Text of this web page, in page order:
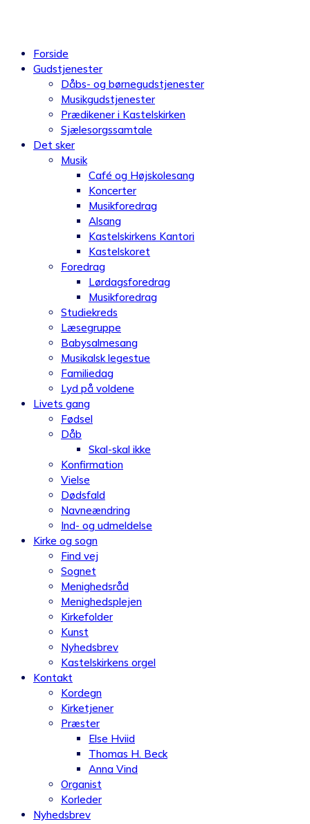
Forside
Gudstjenester
Dåbs- og børnegudstjenester
Musikgudstjenester
Prædikener i Kastelskirken
Sjælesorgssamtale
Det sker
Musik
Café og Højskolesang
Koncerter
Musikforedrag
Alsang
Kastelskirkens Kantori
Kastelskoret
Foredrag
Lørdagsforedrag
Musikforedrag
Studiekreds
Læsegruppe
Babysalmesang
Musikalsk legestue
Familiedag
Lyd på voldene
Livets gang
Fødsel
Dåb
Skal-skal ikke
Konfirmation
Vielse
Dødsfald
Navneændring
Ind- og udmeldelse
Kirke og sogn
Find vej
Sognet
Menighedsråd
Menighedsplejen
Kirkefolder
Kunst
Nyhedsbrev
Kastelskirkens orgel
Kontakt
Kordegn
Kirketjener
Præster
Else Hviid
Thomas H. Beck
Anna Vind
Organist
Korleder
Nyhedsbrev